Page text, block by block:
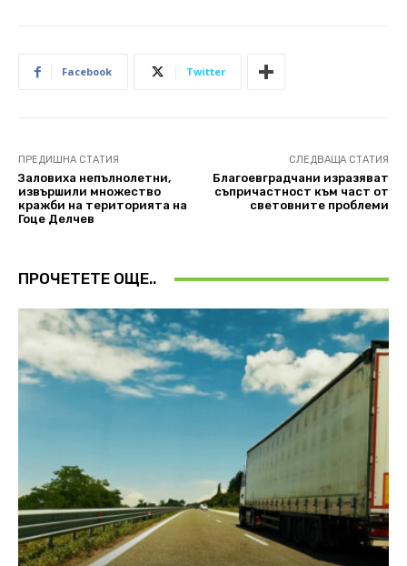
Facebook Twitter
ПРЕДИШНА СТАТИЯ
Заловиха непълнолетни,
извършили множество
кражби на територията на
Гоце Делчев
СЛЕДВАЩА СТАТИЯ
Благоевградчани изразяват
съпричастност към част от
световните проблеми
ПРОЧЕТЕТЕ ОЩЕ..